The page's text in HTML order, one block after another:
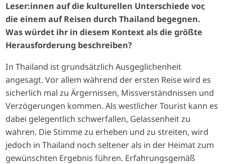
Leser:innen auf die kulturellen Unterschiede vor,
die einem auf Reisen durch Thailand begegnen.
Was würdet ihr in diesem Kontext als die größte
Herausforderung beschreiben?
In Thailand ist grundsätzlich Ausgeglichenheit
angesagt. Vor allem während der ersten Reise wird es
sicherlich mal zu Ärgernissen, Missverständnissen und
Verzögerungen kommen. Als westlicher Tourist kann es
dabei gelegentlich schwerfallen, Gelassenheit zu
wahren. Die Stimme zu erheben und zu streiten, wird
jedoch in Thailand noch seltener als in der Heimat zum
gewünschten Ergebnis führen. Erfahrungsgemäß